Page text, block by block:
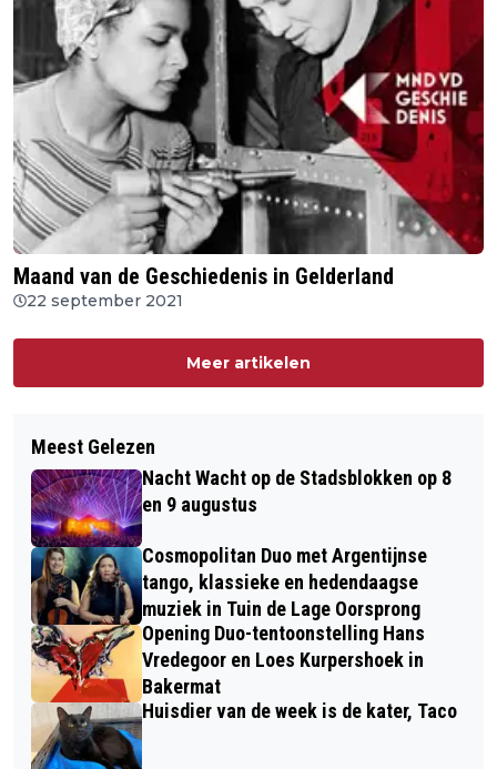
Maand van de Geschiedenis in Gelderland
22 september 2021
Meer artikelen
Meest Gelezen
Nacht Wacht op de Stadsblokken op 8
en 9 augustus
Cosmopolitan Duo met Argentijnse
tango, klassieke en hedendaagse
muziek in Tuin de Lage Oorsprong
Opening Duo-tentoonstelling Hans
Vredegoor en Loes Kurpershoek in
Bakermat
Huisdier van de week is de kater, Taco